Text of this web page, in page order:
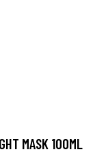
MASK 100ML